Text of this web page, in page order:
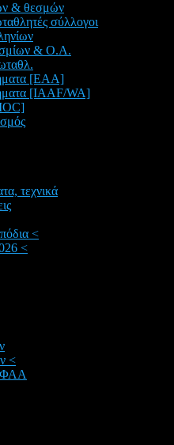
& θεσμών
σύλλογοι
& Ο.Α.
[EAA]
[IAAF/WA]
τεχνικά
<
<
<